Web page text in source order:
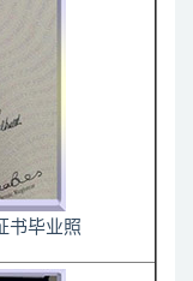
书毕业照